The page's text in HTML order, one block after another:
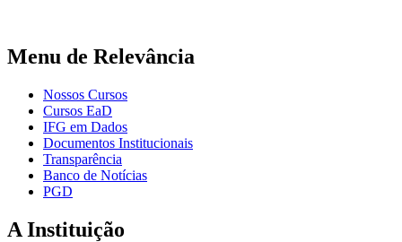
Menu de Relevância
Nossos Cursos
Cursos EaD
IFG em Dados
Documentos Institucionais
Transparência
Banco de Notícias
PGD
A Instituição